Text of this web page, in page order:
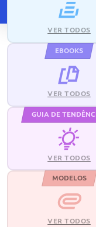
VER TODOS
EBOOKS
VER TODOS
GUIA DE
VER TODOS
MODELOS
VER TODOS